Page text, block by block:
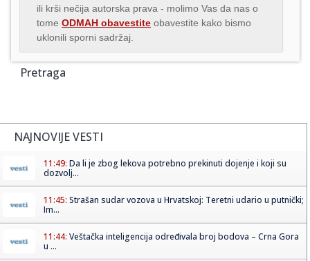
ili krši nečija autorska prava - molimo Vas da nas o
tome ODMAH obavestite obavestite kako bismo
uklonili sporni sadržaj.
Pretraga
NAJNOVIJE VESTI
11:49: Da li je zbog lekova potrebno prekinuti dojenje i koji su
dozvolj...
11:45: Strašan sudar vozova u Hrvatskoj: Teretni udario u putnički;
Im...
11:44: Veštačka inteligencija određivala broj bodova – Crna Gora
u ...